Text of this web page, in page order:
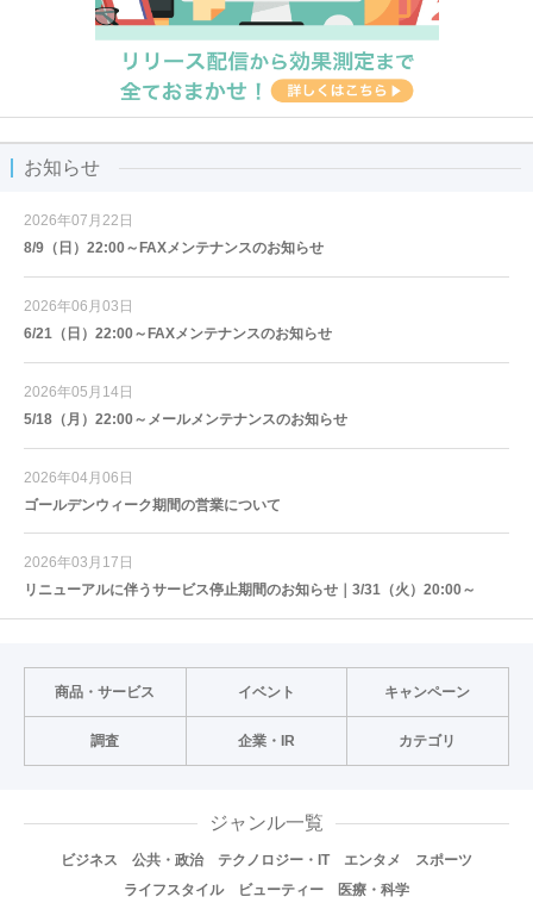
お知らせ
2026年07月22日
8/9（日）22:00～FAXメンテナンスのお知らせ
2026年06月03日
6/21（日）22:00～FAXメンテナンスのお知らせ
2026年05月14日
5/18（月）22:00～メールメンテナンスのお知らせ
2026年04月06日
ゴールデンウィーク期間の営業について
2026年03月17日
リニューアルに伴うサービス停止期間のお知らせ｜3/31（火）20:00～
商品・サービス イベント キャンペーン
調査 企業・IR カテゴリ
ジャンル一覧
ビジネス 公共・政治 テクノロジー・IT エンタメ
スポーツ
ライフスタイル
ビューティー 医療・科学